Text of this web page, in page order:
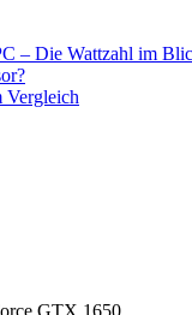
– Die Wattzahl im
Vergleich
GTX 1650